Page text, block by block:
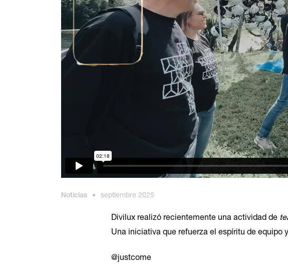
Noticias • septiembre 2025
Divilux realizó recientemente una actividad de
Una iniciativa que refuerza el espíritu de equipo
@justcome